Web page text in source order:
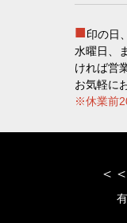
■印の日
水曜日、
ければ営
お気軽に
※休業前
＜